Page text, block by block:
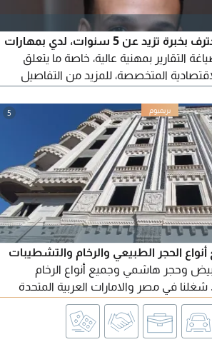
محرر صحفي مصري محترف بخبرة تزيد عن 5 سنوات، لدي بمهارات
التقارير بمهنية عالية، خاصة ما يتعلق
المتخصصة، للمزيد من التفاصيل
5
الحجر الطبيعي والرخام والتشطيبات
وحجر هاشمي وجميع أنواع الرخام
شغلنا في مصر والامارات العربية المتحدة
العربية. للتواصل